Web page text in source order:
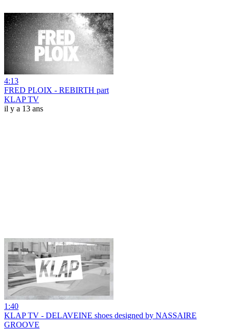
4:13
FRED PLOIX - REBIRTH part
KLAP TV
il y a 13 ans
1:40
KLAP TV - DELAVEINE shoes designed by NASSAIRE
GROOVE